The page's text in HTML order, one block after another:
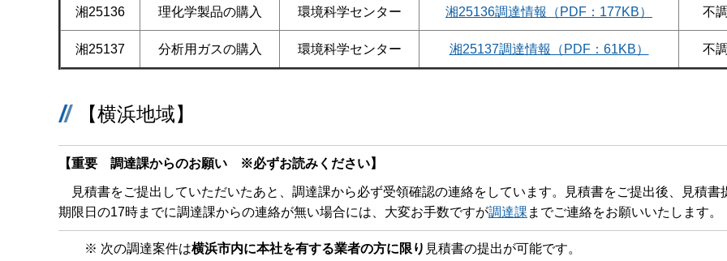
湘25136 理化学製品の購入 環境科学センター 湘25136調達情報（PDF：177KB） 不
湘25137 分析用ガスの購入 環境科学センター 湘25137調達情報（PDF：61KB） 不
【横浜地域】
【重要 調達課からのお願い ※必ずお読みください】
見積書をご提出していただいたあと、調達課から必ず受領確認の連絡をしています。見積書をご提出後、見積書
期限日の17時までに調達課からの連絡が無い場合には、大変お手数ですが調達課 までご連絡をお願いいたします。
※ 次の調達案件は横浜市内に本社を有する業者の方に限り 見積書の提出が可能です。